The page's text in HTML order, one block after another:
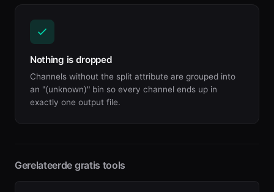
Nothing is dropped
Channels without the split attribute are grouped into
an "(unknown)" bin so every channel ends up in
exactly one output file.
Gerelateerde gratis tools